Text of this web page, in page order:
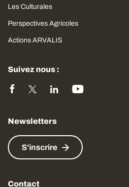
Les Culturales
Perspectives Agricoles
Actions ARVALIS
Suivez nous :
Newsletters
S'inscrire
Contact